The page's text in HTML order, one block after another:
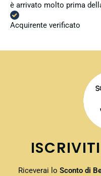
è arrivato molto prima
Acquirente verificato
Riceverai lo Sconto di